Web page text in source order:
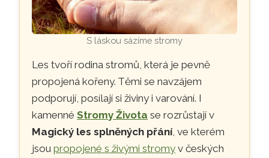
S láskou sázíme stromy
Les tvoří rodina stromů, která je pevně
propojená kořeny. Těmi se navzájem
podporují, posílají si živiny i varování. I
kamennéStromy Života se rozrůstají v
Magický les splněných přání, ve kterém
jsoupropojené s živými stromy v českých